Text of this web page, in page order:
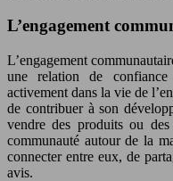
L’engagement
L’engagement
une relation de
activement dans la vie de
de contribuer à son
vendre des produits ou
communauté autour de la
connecter entre eux, de
avis.